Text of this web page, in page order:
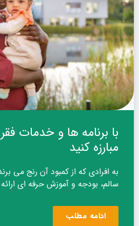
با برنامه ها و خدمات فقر
مبارزه کنید
به افرادی که از کمبود آن رنج می
سالم، بودجه و آموزش حرفه ای
ادامه مطلب